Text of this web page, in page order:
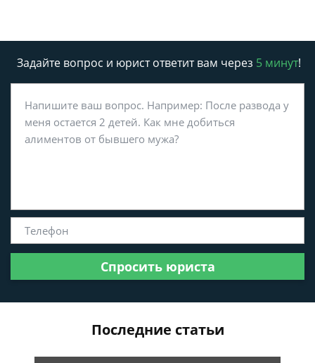
Задайте вопрос и юрист ответит вам через 5 минут!
Спросить юриста
Последние статьи